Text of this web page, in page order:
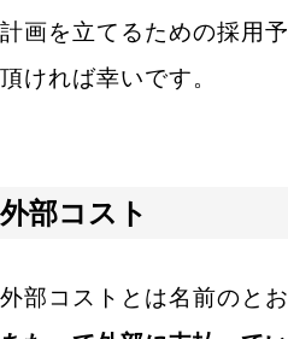
計画を立てるための採用
頂ければ幸いです。
外部コスト
外部コストとは名前のと